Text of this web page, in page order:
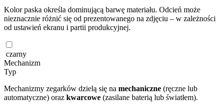
Kolor paska określa dominującą barwę materiału. Odcień może
nieznacznie różnić się od prezentowanego na zdjęciu – w zależności
od ustawień ekranu i partii produkcyjnej.
czarny
Mechanizm
Typ
Mechanizmy zegarków dzielą się na mechaniczne (ręczne lub
automatyczne) oraz kwarcowe (zasilane baterią lub światłem).